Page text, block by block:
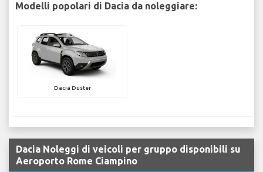
Modelli popolari di Dacia da noleggiare:
Dacia Duster
Dacia Noleggi di veicoli per gruppo disponibili su
Aeroporto Rome Ciampino